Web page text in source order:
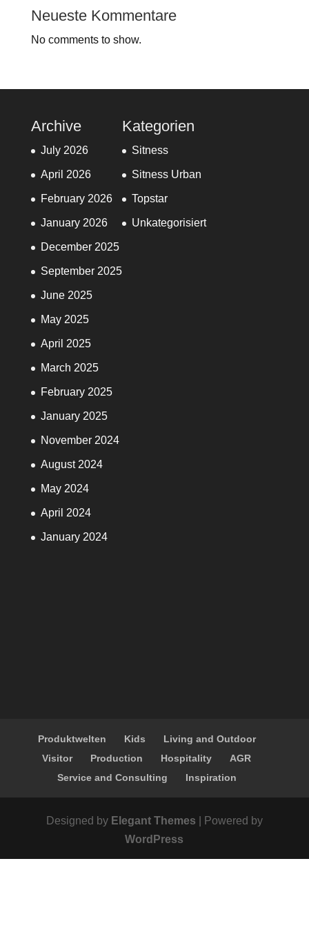
Neueste Kommentare
No comments to show.
Archive
July 2026
April 2026
February 2026
January 2026
December 2025
September 2025
June 2025
May 2025
April 2025
March 2025
February 2025
January 2025
November 2024
August 2024
May 2024
April 2024
January 2024
Kategorien
Sitness
Sitness Urban
Topstar
Unkategorisiert
Produktwelten Kids
Living and Outdoor
Visitor
Production Hospitality
AGR
Service and Consulting
Inspiration
Designed by Elegant Themes | Powered by
WordPress